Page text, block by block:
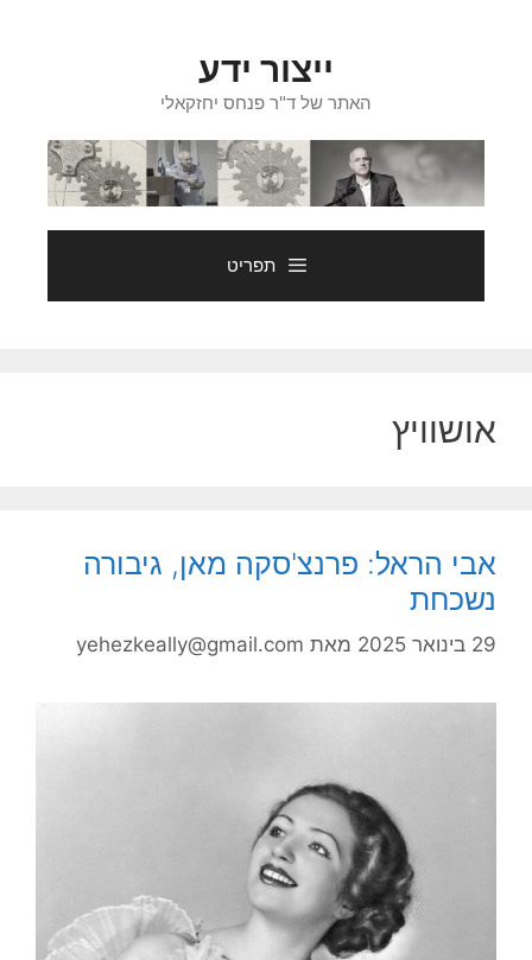
ייצור ידע
האתר של ד"ר פנחס יחזקאלי
תפריט
אושוויץ
אבי הראל: פרנצ'סקה מאן, גיבורה
נשכחת
29 בינואר 2025 מאת yehezkeally@gmail.com